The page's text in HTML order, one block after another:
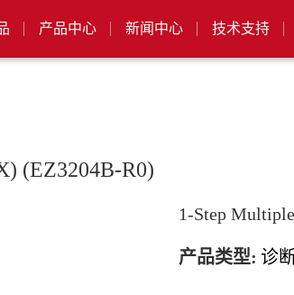
产品中心 新闻中心 技术支持
(EZ3204B-R0)
1-Step
产品类型: 诊